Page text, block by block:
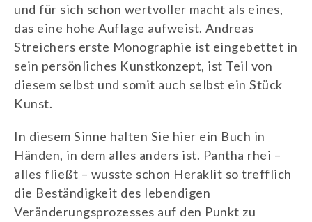
und für sich schon wertvoller macht als eines,
das eine hohe Auflage aufweist. Andreas
Streichers erste Monographie ist eingebettet in
sein persönliches Kunstkonzept, ist Teil von
diesem selbst und somit auch selbst ein Stück
Kunst.
In diesem Sinne halten Sie hier ein Buch in
Händen, in dem alles anders ist. Pantha rhei –
alles fließt – wusste schon Heraklit so trefflich
die Beständigkeit des lebendigen
Veränderungsprozesses auf den Punkt zu